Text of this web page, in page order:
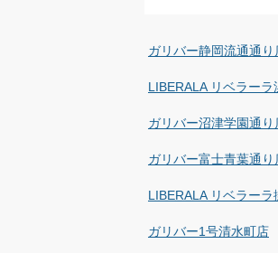
ガリバー静岡流通通り
LIBERALA リベラーラ
ガリバー沼津学園通り
ガリバー富士青葉通り
LIBERALA リベラーラ
ガリバー1号清水町店